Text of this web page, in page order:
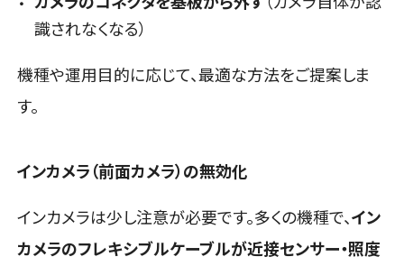
識されなくなる）
機種や運用目的に応じて、最適な方法をご提案しま
す。
インカメラ（前面カメラ）の無効化
インカメラは少し注意が必要です。多くの機種で、イン
カメラのフレキシブルケーブルが近接センサー・照度